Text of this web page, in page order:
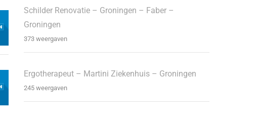
Schilder Renovatie – Groningen – Faber –
Groningen
373 weergaven
Ergotherapeut – Martini Ziekenhuis – Groningen
245 weergaven